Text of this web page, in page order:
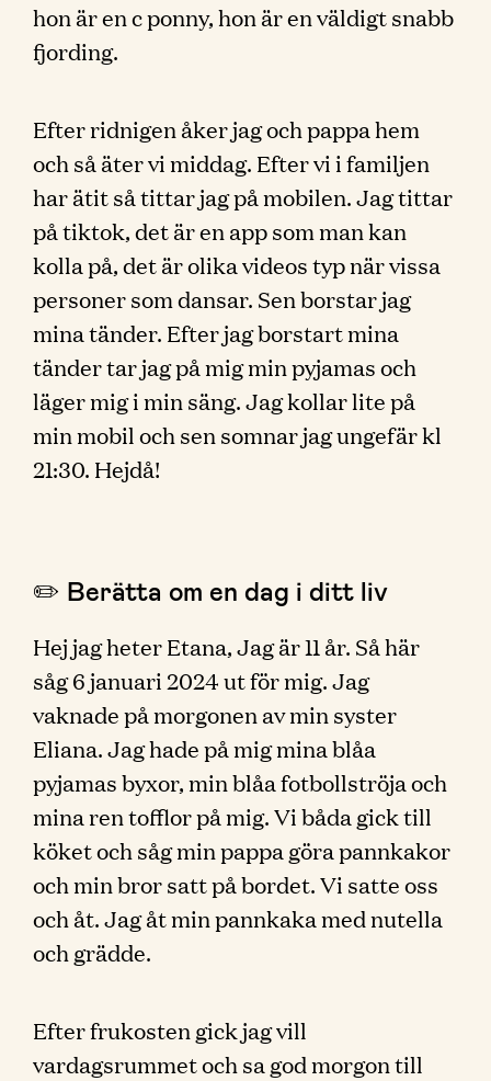
hon är en c ponny, hon är en väldigt snabb
fjording.
Efter ridnigen åker jag och pappa hem
och så äter vi middag. Efter vi i familjen
har ätit så tittar jag på mobilen. Jag tittar
på tiktok, det är en app som man kan
kolla på, det är olika videos typ när vissa
personer som dansar. Sen borstar jag
mina tänder. Efter jag borstart mina
tänder tar jag på mig min pyjamas och
läger mig i min säng. Jag kollar lite på
min mobil och sen somnar jag ungefär kl
21:30. Hejdå!
✏️ Berätta om en dag i ditt liv
Hej jag heter Etana, Jag är 11 år. Så här
såg 6 januari 2024 ut för mig. Jag
vaknade på morgonen av min syster
Eliana. Jag hade på mig mina blåa
pyjamas byxor, min blåa fotbollströja och
mina ren tofflor på mig. Vi båda gick till
köket och såg min pappa göra pannkakor
och min bror satt på bordet. Vi satte oss
och åt. Jag åt min pannkaka med nutella
och grädde.
Efter frukosten gick jag vill
vardagsrummet och sa god morgon till